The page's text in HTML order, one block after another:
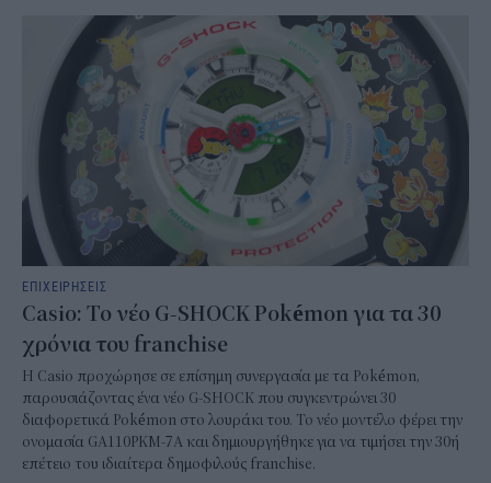
ΕΠΙΧΕΙΡΗΣΕΙΣ
Casio: Το νέο G-SHOCK Pokémon για τα 30
χρόνια του franchise
Η Casio προχώρησε σε επίσημη συνεργασία με τα Pokémon,
παρουσιάζοντας ένα νέο G-SHOCK που συγκεντρώνει 30
διαφορετικά Pokémon στο λουράκι του. Το νέο μοντέλο φέρει την
ονομασία GA110PKM-7A και δημιουργήθηκε για να τιμήσει την 30ή
επέτειο του ιδιαίτερα δημοφιλούς franchise.